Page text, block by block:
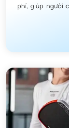
phí, giúp người